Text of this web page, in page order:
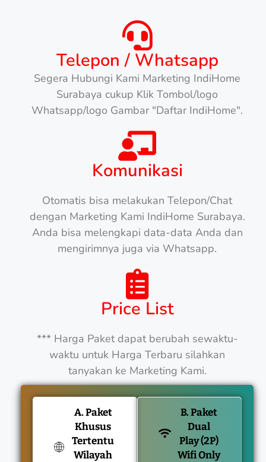
Telepon / Whatsapp
Segera Hubungi Kami Marketing IndiHome
Surabaya cukup Klik Tombol/logo
Whatsapp/logo Gambar "Daftar IndiHome".
Komunikasi
Otomatis bisa melakukan Telepon/Chat
dengan Marketing Kami IndiHome Surabaya.
Anda bisa melengkapi data-data Anda dan
mengirimnya juga via Whatsapp.
Price List
*** Harga Paket dapat berubah sewaktu-
waktu untuk Harga Terbaru silahkan
tanyakan ke Marketing Kami.
A. Paket
Khusus
Tertentu
Wilayah
B. Paket
Dual
Play (2P)
Wifi Only